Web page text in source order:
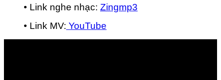
• Link nghe nhạc: Zingmp3
• Link MV: YouTube